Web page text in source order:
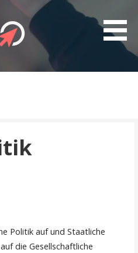
Artikel, gut
Politik auf und Staatliche
die Gesellschaftliche